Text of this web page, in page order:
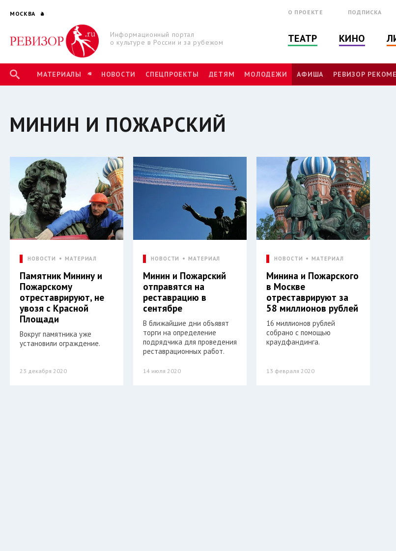
МОСКВА
Информационный портал
о культуре в России и за рубежом
О ПРОЕКТЕ ПОДПИСКА
ТЕАТР КИНО
МАТЕРИАЛЫ НОВОСТИ СПЕЦПРОЕКТЫ ДЕТЯМ МОЛОДЕЖИ АФИША РЕВИЗОР
МИНИН И ПОЖАРСКИЙ
НОВОСТИ МАТЕРИАЛ
Памятник Минину и
Пожарскому
отреставрируют, не
увозя с Красной
Площади
Вокруг памятника уже
установили ограждение.
23 декабря 2020
НОВОСТИ МАТЕРИАЛ
Минин и Пожарский
отправятся на
реставрацию в
сентябре
В ближайшие дни объявят
торги на определение
подрядчика для проведения
реставрационных работ.
14 июля 2020
НОВОСТИ МАТЕРИАЛ
Минина и Пожарского
в Москве
отреставрируют за
58 миллионов рублей
16 миллионов рублей
собрано с помощью
краудфандинга.
13 февраля 2020